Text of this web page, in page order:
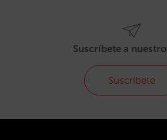
Suscríbete a
Suscríbete